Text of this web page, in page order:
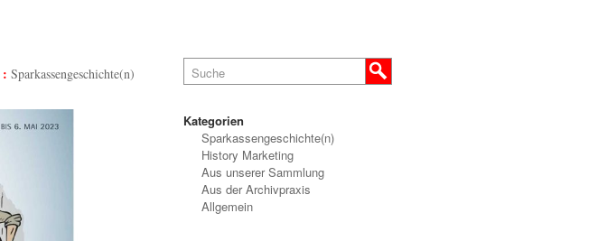
Sparkassengeschichte(n)
Kategorien
Sparkassengeschichte(n)
History Marketing
Aus unserer Sammlung
Aus der Archivpraxis
Allgemein